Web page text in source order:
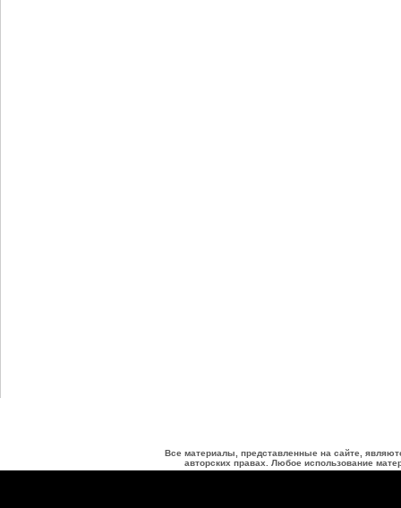
Все материалы, представленные на сайте,
авторских правах. Любое использование